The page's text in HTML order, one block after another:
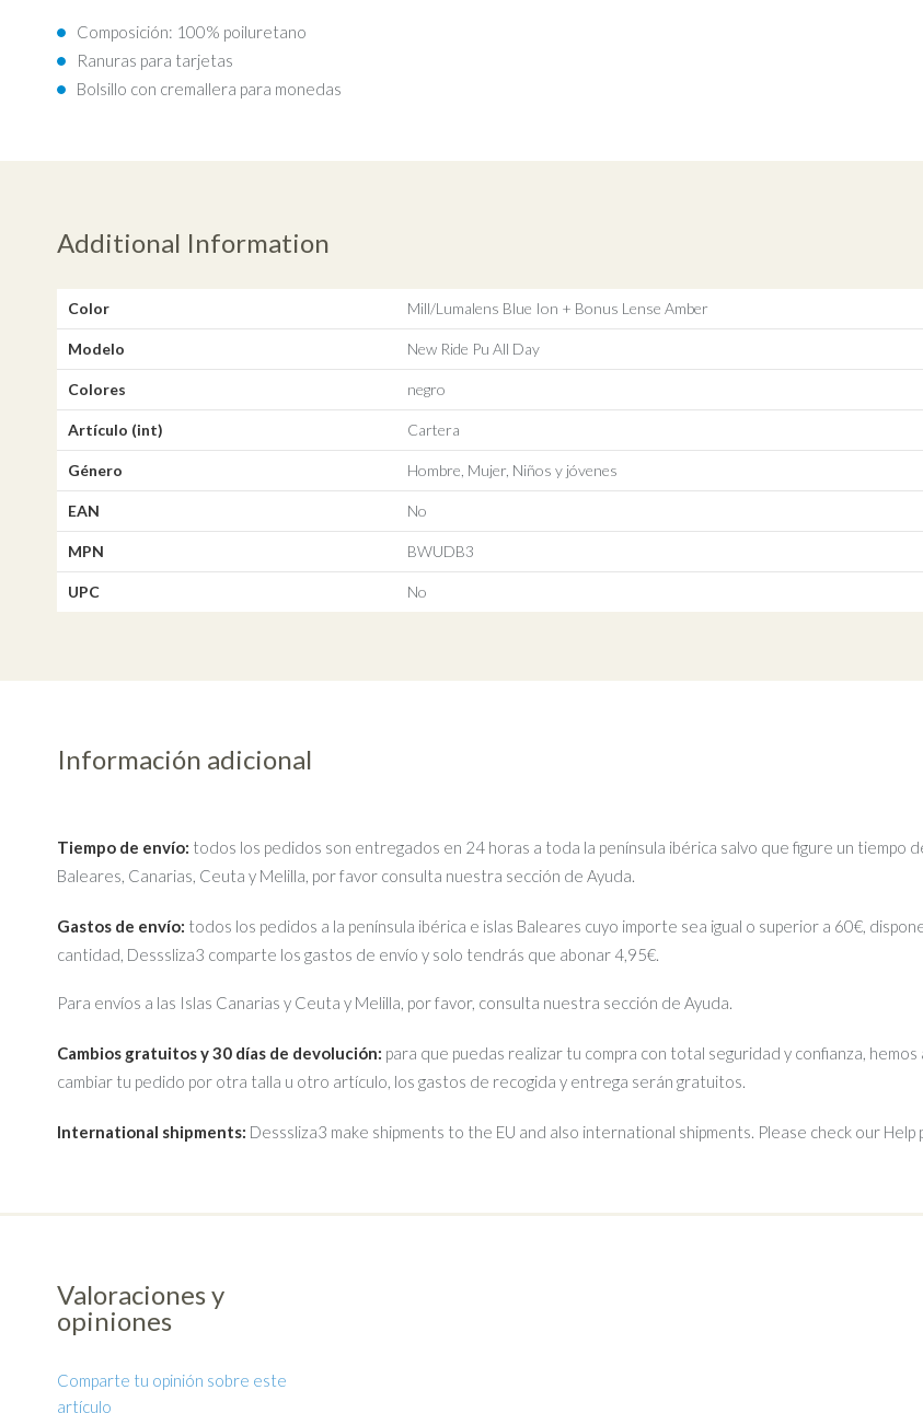
Composición: 100% poiluretano
Ranuras para tarjetas
Bolsillo con cremallera para monedas
Additional Information
Color Mill/Lumalens Blue Ion + Bonus Lense Amber
Modelo New Ride Pu All Day
Colores negro
Artículo (int) Cartera
Género Hombre, Mujer, Niños y jóvenes
EAN No
MPN BWUDB3
UPC No
Información adicional
Tiempo de envío: todos los pedidos son entregados en 24 horas a toda la península ibérica salvo que figure un tiempo
Baleares, Canarias, Ceuta y Melilla, por favor consulta nuestra sección de Ayuda.
Gastos de envío: todos los pedidos a la península ibérica e islas Baleares cuyo importe sea igual o superior a 60€,
cantidad, Desssliza3 comparte los gastos de envío y solo tendrás que abonar 4,95€.
Para envíos a las Islas Canarias y Ceuta y Melilla, por favor, consulta nuestra sección de Ayuda.
Cambios gratuitos y 30 días de devolución: para que puedas realizar tu compra con total seguridad y confianza,
cambiar tu pedido por otra talla u otro artículo, los gastos de recogida y entrega serán gratuitos.
International shipments: Desssliza3 make shipments to the EU and also international shipments. Please check our Help
Valoraciones y
opiniones
Comparte tu opinión sobre este
artículo